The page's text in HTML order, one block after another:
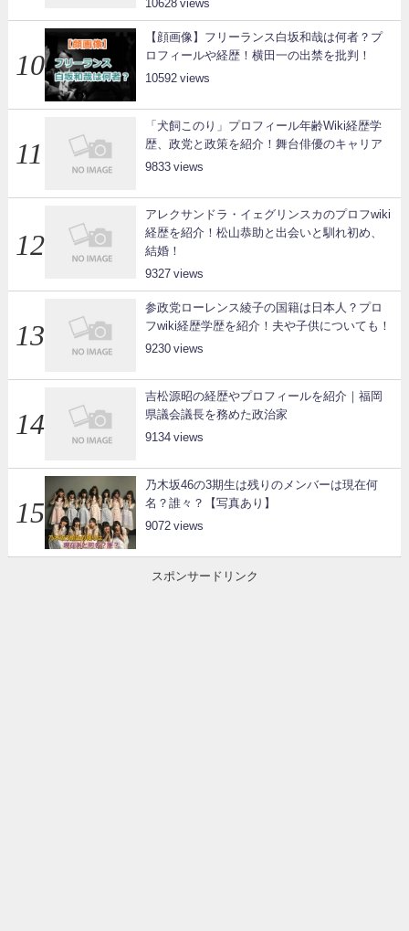
10628
【顔画像】フリーランス白坂和哉は何者？プ
ロフィールや経歴！横田一の出禁を批判！
10592
「犬飼このり」プロフィール年齢Wiki経歴学
歴、政党と政策を紹介！舞台俳優のキャリア
9833
アレクサンドラ・イェグリンスカのプロフwiki
経歴を紹介！松山恭助と出会いと馴れ初め、
結婚！
9327
参政党ローレンス綾子の国籍は日本人？プロ
フwiki経歴学歴を紹介！夫や子供についても！
9230
吉松源昭の経歴やプロフィールを紹介｜福岡
県議会議長を務めた政治家
9134
乃木坂46の3期生は残りのメンバーは現在何
名？誰々？【写真あり】
9072
スポンサードリンク